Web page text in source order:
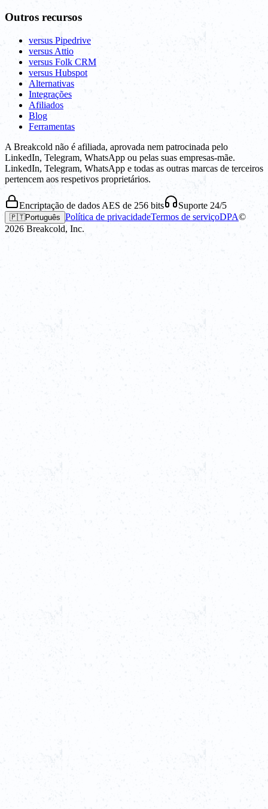
Outros recursos
versus Pipedrive
versus Attio
versus Folk CRM
versus Hubspot
Alternativas
Integrações
Afiliados
Blog
Ferramentas
A Breakcold não é afiliada, aprovada nem patrocinada pelo
LinkedIn, Telegram, WhatsApp ou pelas suas empresas-mãe.
LinkedIn, Telegram, WhatsApp e todas as outras marcas de terceiros
pertencem aos respetivos proprietários.
Encriptação de dados AES de 256 bits Suporte 24/5
🇵🇹Português Política de privacidadeTermos de serviçoDPA©
2026 Breakcold, Inc.